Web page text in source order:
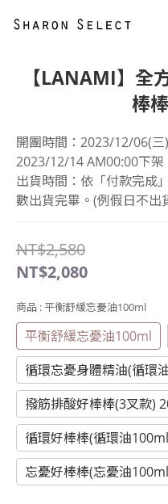
【LANAMI】全
棒
開團時間：2023/12/06(三
2023/12/14 AM00:00下架
出貨時間：依「付款完成
數出貨完畢。(例假日不出
NT$2,580
NT$2,080
商品 : 平衡舒緩忘憂油100ml
平衡舒緩忘憂油100ml
循環忘憂身體精油(循環
撥筋排酸好棒棒(3叉款)
循環好棒棒(循環油
忘憂好棒棒(忘憂油